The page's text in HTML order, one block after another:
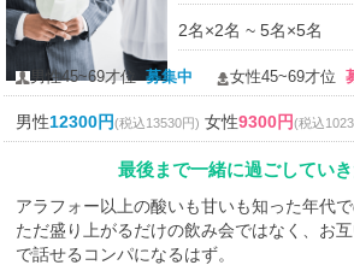
2名×2名 ~ 5名×5名
男性45~69才位募集中 女性45~69才位
男性12300円(税込13530円) 女性9300円(税込
最後まで一緒に過ごしていき
アラフォー以上の酸いも甘いも知った年代で
ただ盛り上がるだけの飲み会ではなく、お
で話せるコンパになるはず。